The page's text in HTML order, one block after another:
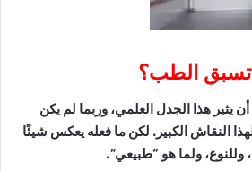
تسبق الطب؟
يثير هذا الجدل العلمي، وربما لم يكن
النقاش الكبير. لكن ما فعله يعكس شيئًا
وللنوع، ولما هو “طبيعي”.